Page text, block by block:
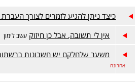
כיצד ניתן להגיע לזמרים לצורך העברת
אין לי תשובה, אבל כן חיזוק עשב לימון
משער שלחלקם יש חשבונות
אחרונה